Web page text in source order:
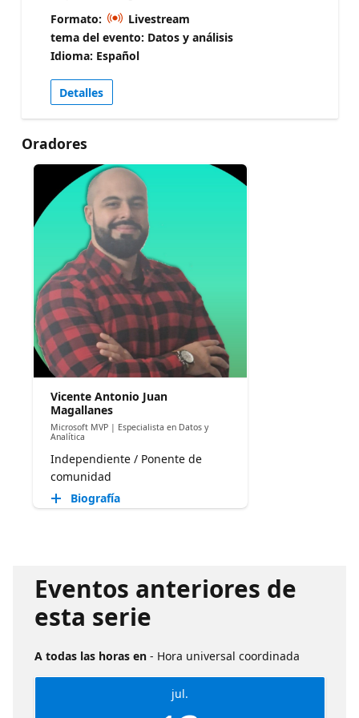
Diseñaremos un sistema donde un agente
orquestador usa el Remote MCP para responder
preguntas de negocio sobre datos en vivo, el
Local MCP para mantener y evolucionar el modelo
semántico, y PBIP + Git + CI/CD para gobernar los
cambios en producción. Hablaremos de patrones
reales de adopción: cómo gestionar la
autónomos, cómo controlar qué operaciones
requieren confirmación humana y cuáles pueden
ejecutarse sin intervención, y cómo monitorizar lo
que los agentes hacen sobre tus modelos.
Cerraremos con una hoja de ruta práctica — qué
está GA, qué está en Preview, qué viene en los
próximos meses — y los últimos 15 minutos serán
Q&A abierto con casos reales de la audiencia.
Formato:
Livestream
tema del evento: Datos y análisis
Idioma: Español
Detalles
Oradores
Vicente Antonio Juan
Magallanes
Microsoft MVP | Especialista en Datos y
Analítica
Independiente / Ponente de
comunidad
Biografía
Eventos anteriores de
esta serie
A todas las horas en - Hora universal coordinada
jul.